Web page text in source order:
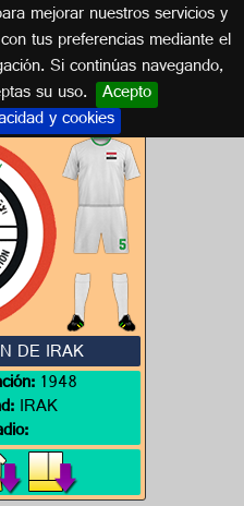
mejorar nuestros servicios y
tus preferencias mediante el
Si continúas navegando,
su uso. Acepto
y cookies
IRAK
DE IRAK
1948
IRAK